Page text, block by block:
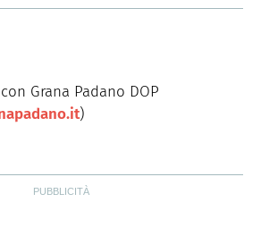
Grana Padano DOP
)